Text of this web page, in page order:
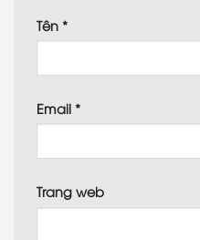
Tên *
Email *
Trang web